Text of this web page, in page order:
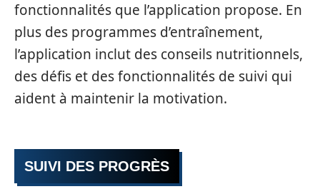
fonctionnalités que l’application propose. En
plus des programmes d’entraînement,
l’application inclut des conseils nutritionnels,
des défis et des fonctionnalités de suivi qui
aident à maintenir la motivation.
SUIVI DES PROGRÈS